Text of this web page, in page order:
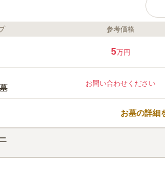
ライフドッ
木
ご
緒
口コミ評価
この霊園は
参考価格
5万円
お問い合わせください
お墓の詳細